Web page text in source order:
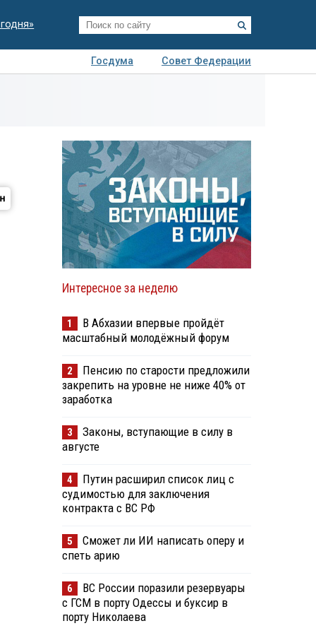
Госдума
Совет Федерации
Интересное за неделю
1
В Абхазии впервые пройдёт
масштабный молодёжный форум
2
Пенсию по старости предложили
закрепить на уровне не ниже 40% от
заработка
3
Законы, вступающие в силу в
августе
4
Путин расширил список лиц с
судимостью для заключения
контракта с ВС РФ
5
Сможет ли ИИ написать оперу и
спеть арию
6
ВС России поразили резервуары
с ГСМ в порту Одессы и буксир в
порту Николаева